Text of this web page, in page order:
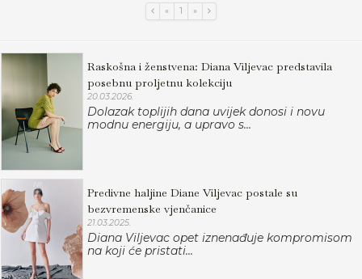
« 1 »
Raskošna i ženstvena: Diana Viljevac predstavila
posebnu proljetnu kolekciju
20.03.2026.
Dolazak toplijih dana uvijek donosi i novu
modnu energiju, a upravo s...
Predivne haljine Diane Viljevac postale su
bezvremenske vjenčanice
21.03.2025.
Diana Viljevac opet iznenađuje kompromisom
na koji će pristati...